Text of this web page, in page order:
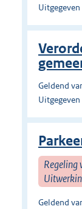
Geldend
Geldend